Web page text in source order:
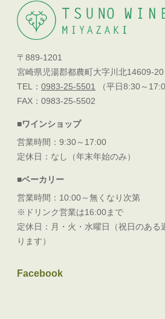
〒889-1201
宮崎県児湯郡都農町大字川北14609-20
TEL：0983-25-5501
（平日8:30～
FAX：0983-25-5502
■ワインショップ
営業時間：9:30～17:00
定休日：なし（年末年始のみ）
■ベーカリー
営業時間：10:00～無くなり次第
※ドリンク営業は16:00まで
定休日：月・火・水曜日（祝日のある
ります）
Facebook